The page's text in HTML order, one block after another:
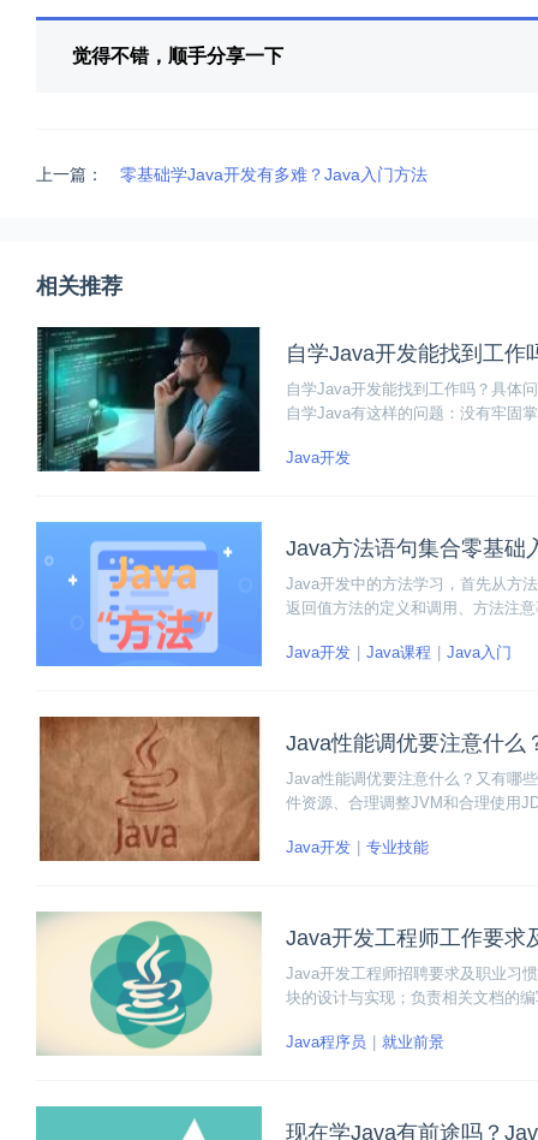
觉得不错，顺手分享一下
上一篇： 零基础学Java开发有多难？Java入门方法
相关推荐
自学Java开发能找到工作
自学Java开发能找到工作吗？具体
自学Java有这样的问题：没有牢固
来讲讲如何解决这些自学的问题。
Java开发
Java方法语句集合零基础
Java开发中的方法学习，首先从方
返回值方法的定义和调用、方法注
Java开发 Java课程 Java入门
Java性能调优要注意什么
Java性能调优要注意什么？又有哪
件资源、合理调整JVM和合理使用
优、JVM调优、数据库调优和操作
Java开发 专业技能
Java开发工程师工作要求
Java开发工程师招聘要求及职业习
块的设计与实现；负责相关文档的
Java程序员
就业前景
现在学Java有前途吗？